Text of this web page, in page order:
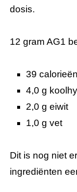
dosis.
12 gram AG1
39 calorieën
4,0 g
2,0 g eiwit
1,0 g vet
Dit is nog niet
ingrediënten